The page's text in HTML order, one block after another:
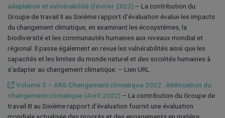
adaptation et vulnérabilité (février 2022) – La contribution du
Groupe de travail II au Sixième rapport d’évaluation évalue les impacts
du changement climatique, en examinant les écosystèmes, la
biodiversité et les communautés humaines aux niveaux mondial et
régional. Il passe également en revue les vulnérabilités ainsi que les
capacités et les limites du monde naturel et des sociétés humaines à
s’adapter au changement climatique. – Lien URL
Volume 3 – AR6 Changement climatique 2022 : Atténuation du
changement climatique (Avril 2022) – La contribution du Groupe de
travail III au Sixième rapport d’évaluation fournit une évaluation